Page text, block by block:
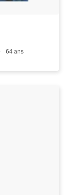
64 ans